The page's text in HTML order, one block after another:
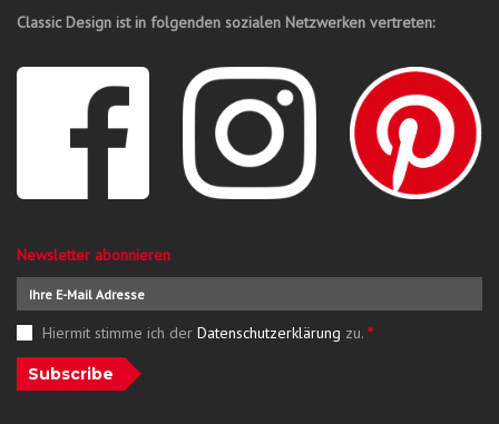
Classic Design ist in folgenden sozialen Netzwerken vertreten:
Newsletter abonnieren
Hiermit stimme ich der Datenschutzerklärung zu. *
Subscribe